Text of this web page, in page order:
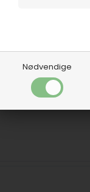
Nødvendige